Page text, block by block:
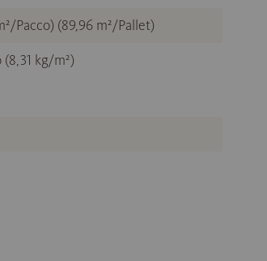
Pacco) (89,96 m²/Pallet)
kg/m²)